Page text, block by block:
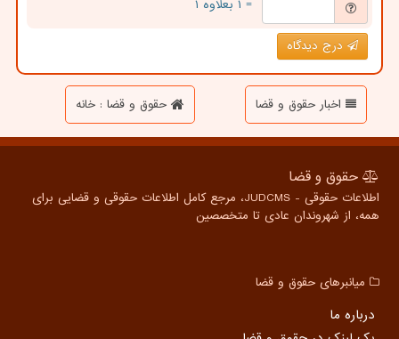
= ۱ بعلاوه ۱
درج دیدگاه
اخبار حقوق و قضا حقوق و قضا : خانه
حقوق و قضا
اطلاعات حقوقی - JUDCMS، مرجع کامل اطلاعات حقوقی و قضایی برای
همه، از شهروندان عادی تا متخصصین
میانبرهای حقوق و قضا
درباره ما